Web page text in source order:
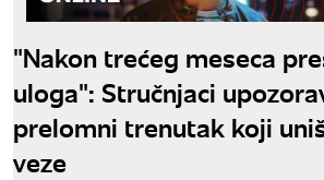
"Nakon trećeg meseca
uloga": Stručnjaci
prelomni trenutak koji
veze